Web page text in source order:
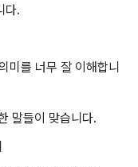
다.
미를 너무 잘 이해합니
말들이 맞습니다.